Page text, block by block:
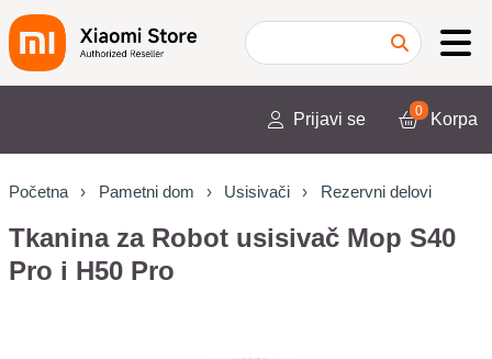
Prijavi se 0 Korpa
Početna Pametni dom Usisivači Rezervni delovi
Tkanina za Robot usisivač Mop S40
Pro i H50 Pro